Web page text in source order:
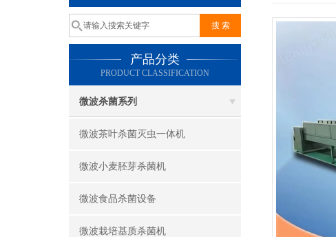
产品分类
PRODUCT CLASSIFICATION
微波杀菌系列
微波茶叶杀菌灭虫一体机
微波小麦胚芽杀菌机
微波食品杀菌设备
微波栽培基质杀菌机